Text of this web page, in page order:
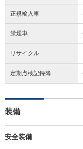
正規輸入車
禁煙車
リサイクル
定期点検記録簿
装備
安全装備